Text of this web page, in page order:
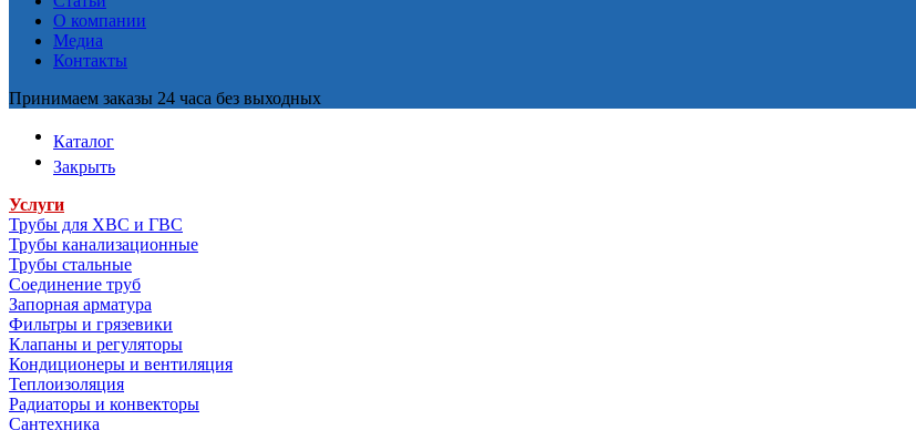
О компании
Медиа
Контакты
Принимаем заказы 24 часа без выходных
Каталог
Закрыть
Услуги
Трубы для ХВС и ГВС
Трубы канализационные
Трубы стальные
Соединение труб
Запорная арматура
Фильтры и грязевики
Клапаны и регуляторы
Кондиционеры и вентиляция
Теплоизоляция
Радиаторы и конвекторы
Сантехника